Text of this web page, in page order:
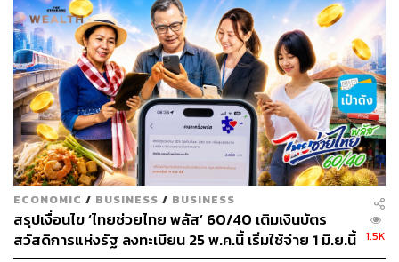
ECONOMIC / BUSINESS / BUSINESS
สรุปเงื่อนไข ‘ไทยช่วยไทย พลัส’ 60/40 เติมเงินบัตร
สวัสดิการแห่งรัฐ ลงทะเบียน 25 พ.ค.นี้ เริ่มใช้จ่าย 1 มิ.ย.นี้
1.5K